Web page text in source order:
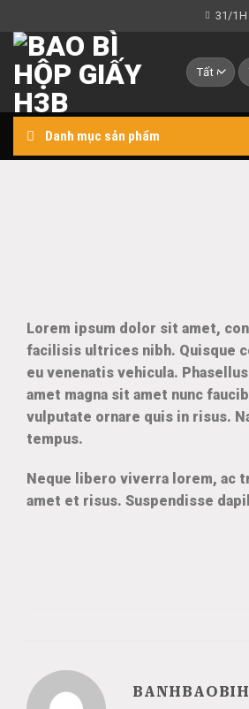
đến
dung
31/1H
Danh mục sản phẩm
Lorem ipsum dolor sit amet,
facilisis ultrices nibh. Quisque
eu venenatis vehicula.
amet magna sit amet nunc
vulputate ornare quis in risus.
tempus.
Neque libero viverra lorem, ac
amet et risus. Suspendisse